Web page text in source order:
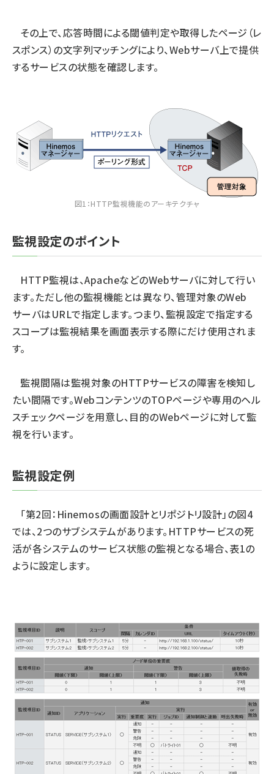
その上で、応答時間による閾値判定や取得したページ（レ
スポンス）の文字列マッチングにより、Webサーバ上で提供
するサービスの状態を確認します。
図1：HTTP監視機能のアーキテクチャ
監視設定のポイント
HTTP監視は、ApacheなどのWebサーバに対して行い
ます。ただし他の監視機能とは異なり、管理対象のWeb
サーバはURLで指定します。つまり、監視設定で指定する
スコープは監視結果を画面表示する際にだけ使用されま
す。
監視間隔は監視対象のHTTPサービスの障害を検知し
たい間隔です。WebコンテンツのTOPページや専用のヘル
スチェックページを用意し、目的のWebページに対して監
視を行います。
監視設定例
「第2回：Hinemosの画面設計とリポジトリ設計」の図4
では、2つのサブシステムがあります。HTTPサービスの死
活が各システムのサービス状態の監視となる場合、表1の
ように設定します。